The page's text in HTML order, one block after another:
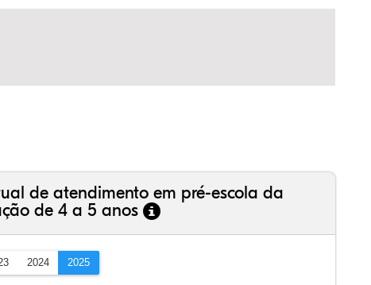
de atendimento em pré-escola da
de 4 a 5 anos
2024 2025